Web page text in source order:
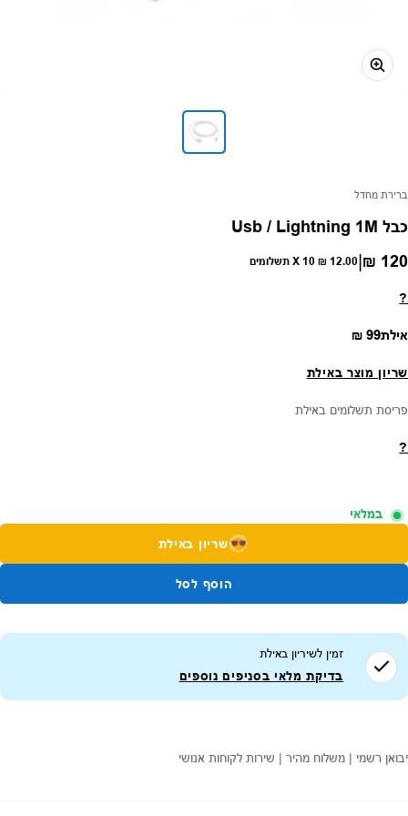
ספק:
ברירת מחדל
כבל Usb / Lightning 1M
מחיר רגיל
120 ₪
|
12.00 ₪ X 10 תשלומים
?
אילתמחיר רגיל
99 ₪
שריון מוצר באילת
פריסת תשלומים באילת
?
במלאי
שריון באילת
הוסף לסל
זמין לשיריון באילת
בדיקת מלאי בסניפים נוספים
יבואן רשמי | משלוח מהיר | שירות לקוחות אנושי